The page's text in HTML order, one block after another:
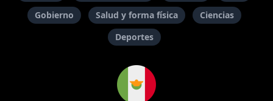
Gobierno
Salud y forma física
Ciencias
Deportes